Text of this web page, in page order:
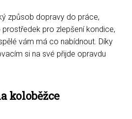
způsob dopravy do práce,
pro zlepšení kondice,
vám má co nabídnout. Díky
si na své přijde opravdu
koloběžce